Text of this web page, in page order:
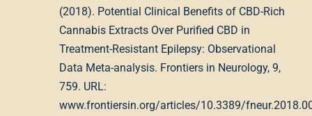
(2018). Potential Clinical Benefits of CBD-Rich
Cannabis Extracts Over Purified CBD in
Treatment-Resistant Epilepsy: Observational
Data Meta-analysis. Frontiers in Neurology, 9,
759. URL:
www.frontiersin.org/articles/10.3389/